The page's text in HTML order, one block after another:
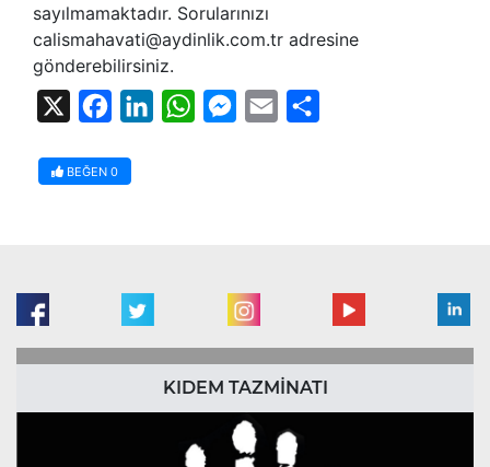
sayılmamaktadır. Sorularınızı
calismahavati@aydinlik.com.tr adresine
gönderebilirsiniz.
FacebookLinkedInWhatsAppMessenger
Email
BEĞEN 0
KIDEM TAZMİNATI